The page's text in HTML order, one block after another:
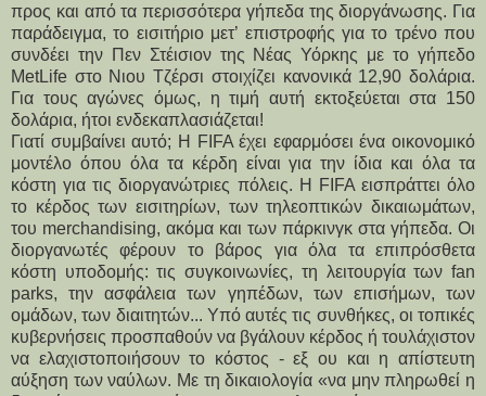
προς και από τα περισσότερα γήπεδα της διοργάνωσης. Για
παράδειγμα, το εισιτήριο μετ’ επιστροφής για το τρένο που
συνδέει την Πεν Στέισιον της Νέας Υόρκης με το γήπεδο
MetLife στο Νιου Τζέρσι στοιχίζει κανονικά 12,90 δολάρια.
Για τους αγώνες όμως, η τιμή αυτή εκτοξεύεται στα 150
δολάρια, ήτοι ενδεκαπλασιάζεται!
Γιατί συμβαίνει αυτό; Η FIFA έχει εφαρμόσει ένα οικονομικό
μοντέλο όπου όλα τα κέρδη είναι για την ίδια και όλα τα
κόστη για τις διοργανώτριες πόλεις. Η FIFA εισπράττει όλο
το κέρδος των εισιτηρίων, των τηλεοπτικών δικαιωμάτων,
του merchandising, ακόμα και των πάρκινγκ στα γήπεδα. Οι
διοργανωτές φέρουν το βάρος για όλα τα επιπρόσθετα
κόστη υποδομής: τις συγκοινωνίες, τη λειτουργία των fan
parks, την ασφάλεια των γηπέδων, των επισήμων, των
ομάδων, των διαιτητών... Υπό αυτές τις συνθήκες, οι τοπικές
κυβερνήσεις προσπαθούν να βγάλουν κέρδος ή τουλάχιστον
να ελαχιστοποιήσουν το κόστος - εξ ου και η απίστευτη
αύξηση των ναύλων. Με τη δικαιολογία «να μην πληρωθεί η